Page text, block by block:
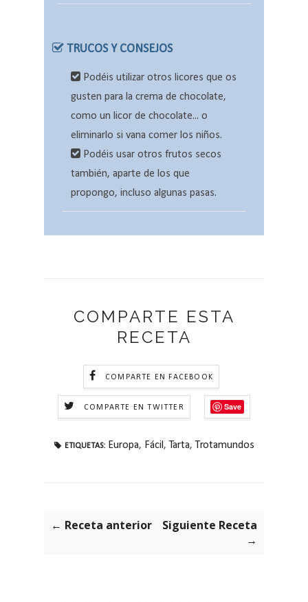
TRUCOS Y CONSEJOS
Podéis utilizar otros licores que os
gusten para la crema de chocolate,
como un licor de chocolate... o
eliminarlo si vana comer los niños.
Podéis usar otros frutos secos
también, aparte de los que
propongo, incluso algunas pasas.
COMPARTE ESTA
RECETA
COMPARTE EN FACEBOOK
COMPARTE EN TWITTER Save
ETIQUETAS: Europa, Fácil, Tarta, Trotamundos
← Receta anterior
Siguiente Receta
→